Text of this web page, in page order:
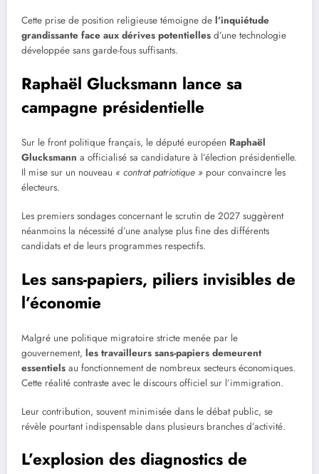
Cette prise de position religieuse témoigne de l’inquiétude
grandissante face aux dérives potentielles d’une technologie
développée sans garde-fous suffisants.
Raphaël Glucksmann lance sa
campagne présidentielle
Sur le front politique français, le député européen Raphaël
Glucksmann a officialisé sa candidature à l’élection présidentielle.
Il mise sur un nouveau « contrat patriotique » pour convaincre les
électeurs.
Les premiers sondages concernant le scrutin de 2027 suggèrent
néanmoins la nécessité d’une analyse plus fine des différents
candidats et de leurs programmes respectifs.
Les sans-papiers, piliers invisibles de
l’économie
Malgré une politique migratoire stricte menée par le
gouvernement, les travailleurs sans-papiers demeurent
essentiels au fonctionnement de nombreux secteurs économiques.
Cette réalité contraste avec le discours officiel sur l’immigration.
Leur contribution, souvent minimisée dans le débat public, se
révèle pourtant indispensable dans plusieurs branches d’activité.
L’explosion des diagnostics de